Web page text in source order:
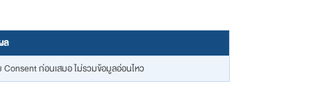
ล
ก่อนเสมอ ไม่รวมข้อมูลอ่อนไหว